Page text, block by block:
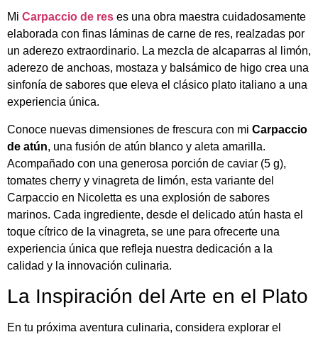
Mi Carpaccio de res es una obra maestra cuidadosamente
elaborada con finas láminas de carne de res, realzadas por
un aderezo extraordinario. La mezcla de alcaparras al limón,
aderezo de anchoas, mostaza y balsámico de higo crea una
sinfonía de sabores que eleva el clásico plato italiano a una
experiencia única.
Conoce nuevas dimensiones de frescura con mi Carpaccio
de atún, una fusión de atún blanco y aleta amarilla.
Acompañado con una generosa porción de caviar (5 g),
tomates cherry y vinagreta de limón, esta variante del
Carpaccio en Nicoletta es una explosión de sabores
marinos. Cada ingrediente, desde el delicado atún hasta el
toque cítrico de la vinagreta, se une para ofrecerte una
experiencia única que refleja nuestra dedicación a la
calidad y la innovación culinaria.
La Inspiración del Arte en el Plato
En tu próxima aventura culinaria, considera explorar el